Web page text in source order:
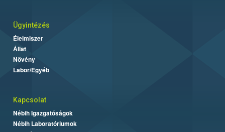
Ügyintézés
Élelmiszer
Állat
Növény
Labor/Egyéb
Kapcsolat
Nébih Igazgatóságok
Nébih Laboratóriumok